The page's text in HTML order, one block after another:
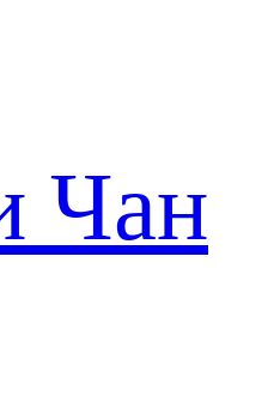
Чан